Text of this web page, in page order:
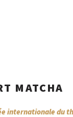
MATCHA
internationale du